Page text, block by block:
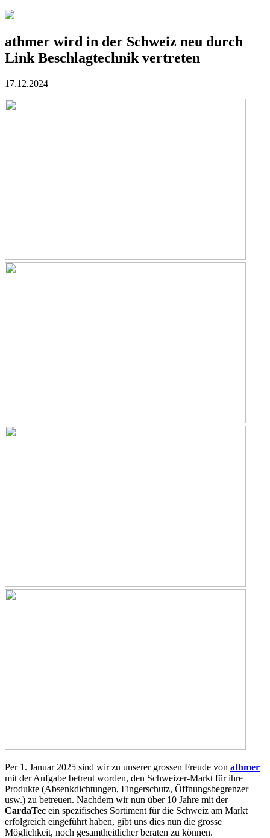
athmer wird in der Schweiz neu durch
Link Beschlagtechnik vertreten
17.12.2024
Per 1. Januar 2025 sind wir zu unserer grossen Freude von athmer
mit der Aufgabe betreut worden, den Schweizer-Markt für ihre
Produkte (Absenkdichtungen, Fingerschutz, Öffnungsbegrenzer
usw.) zu betreuen. Nachdem wir nun über 10 Jahre mit der
CardaTec ein spezifisches Sortiment für die Schweiz am Markt
erfolgreich eingeführt haben, gibt uns dies nun die grosse
Möglichkeit, noch gesamtheitlicher beraten zu können.